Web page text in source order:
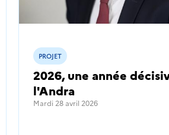
2026, une année
l'Andra
PROJET
Mardi 28 avril 2026